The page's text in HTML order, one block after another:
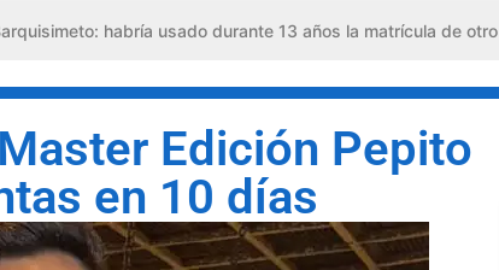
habría usado durante 13 años la matrícula de otro profesional
Edición Pepito
en 10 días